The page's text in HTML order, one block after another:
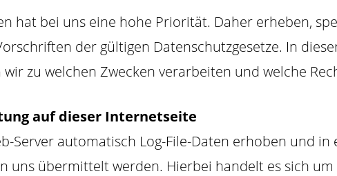
hat bei uns eine hohe Priorität. Daher erheben,
der gültigen Datenschutzgesetze. In
zu welchen Zwecken verarbeiten und welche
auf dieser Internetseite
Server automatisch Log-File-Daten erhoben und
uns übermittelt werden. Hierbei handelt es sich um